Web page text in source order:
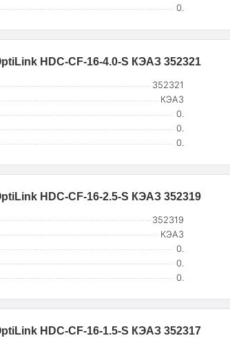
0.
HDC-CF-16-4.0-S КЭАЗ 352321
352321
КЭАЗ
0.
0.
0.
HDC-CF-16-2.5-S КЭАЗ 352319
352319
КЭАЗ
0.
0.
0.
HDC-CF-16-1.5-S КЭАЗ 352317